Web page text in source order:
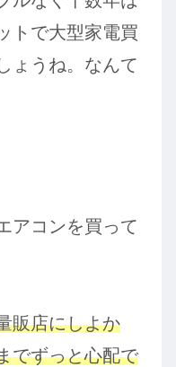
トで大型家電買
ょうね。なんて
アコンを買って
販店にしよか
でずっと心配で